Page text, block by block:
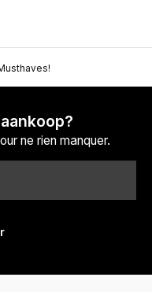
ne rien manquer.